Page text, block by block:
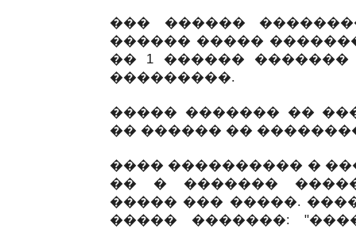
��� ������
������ �����
�� 1 ������
���������.
����� ������� ��
�� ������ ��
���� ���������� �
�� � �������
����� ��� �����.
����� �������: